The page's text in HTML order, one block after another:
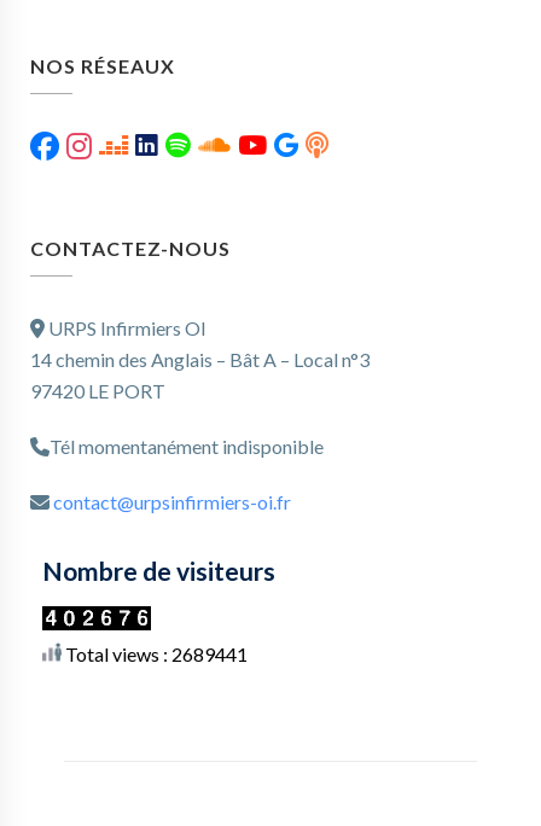
NOS RÉSEAUX
CONTACTEZ-NOUS
URPS Infirmiers OI
14 chemin des Anglais – Bât A – Local n°3
97420 LE PORT
Tél momentanément indisponible
contact@urpsinfirmiers-oi.fr
Nombre de visiteurs
Total views : 2689441